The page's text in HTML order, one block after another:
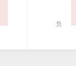
负